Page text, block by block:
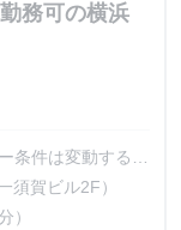
務可の横浜
件は変動する可
務委託契約での
須賀ビル2F）
）